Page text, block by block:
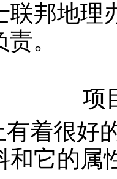
联邦地理
责。
项
着很好
和它的属